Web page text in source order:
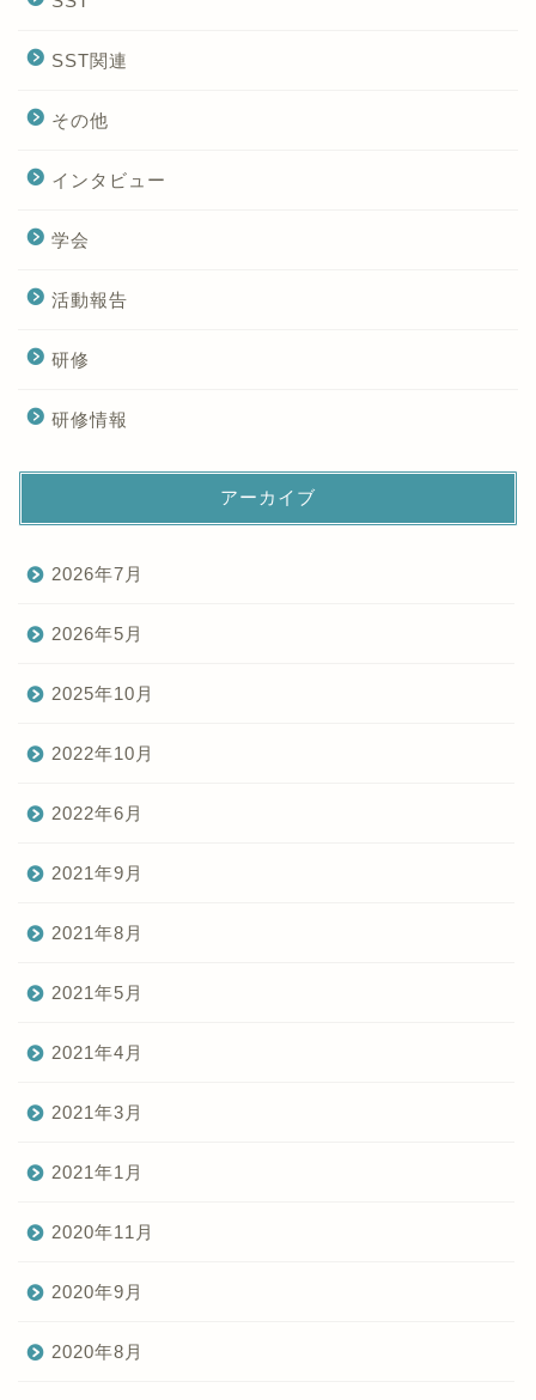
SST関連
その他
インタビュー
学会
活動報告
研修
研修情報
アーカイブ
2026年7月
2026年5月
2025年10月
2022年10月
2022年6月
2021年9月
2021年8月
2021年5月
2021年4月
2021年3月
2021年1月
2020年11月
2020年9月
2020年8月